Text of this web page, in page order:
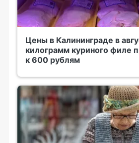
Цены в Калининграде в
килограмм куриного филе
к 600 рублям